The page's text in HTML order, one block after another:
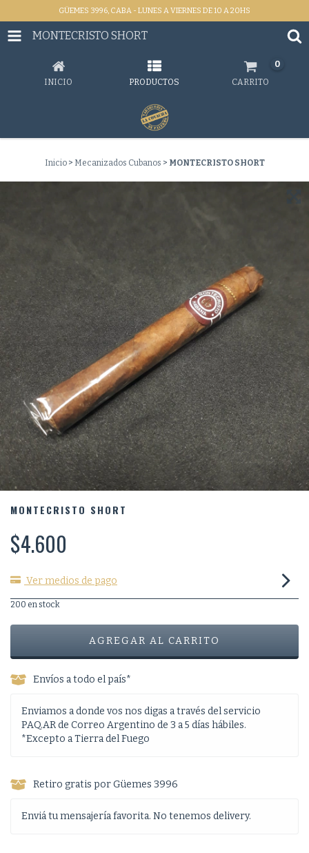
GÜEMES 3996, CABA - LUNES A VIERNES DE 10 A 20HS
MONTECRISTO SHORT
INICIO PRODUCTOS CARRITO
0
Inicio > Mecanizados Cubanos > MONTECRISTO SHORT
MONTECRISTO SHORT
$4.600
Ver medios de pago
200 en stock
Envíos a todo el país*
Enviamos a donde vos nos digas a través del servicio
PAQ.AR de Correo Argentino de 3 a 5 días hábiles.
*Excepto a Tierra del Fuego
Retiro gratis por Güemes 3996
Enviá tu mensajería favorita. No tenemos delivery.